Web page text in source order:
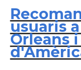
usuaris
Orleans